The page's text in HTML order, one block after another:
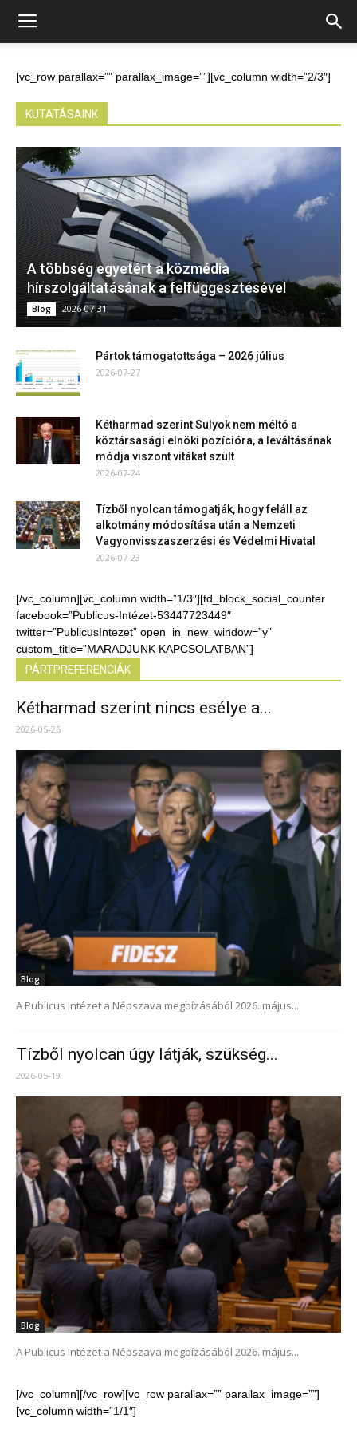
[vc_row parallax=”” parallax_image=””][vc_column width=”2/3″]
KUTATÁSAINK
A többség egyetért a közmédia
hírszolgáltatásának a felfüggesztésével
Blog 2026-07-31
Pártok támogatottsága – 2026 július
2026-07-27
Kétharmad szerint Sulyok nem méltó a
köztársasági elnöki pozícióra, a leváltásának
módja viszont vitákat szült
2026-07-24
Tízből nyolcan támogatják, hogy feláll az
alkotmány módosítása után a Nemzeti
Vagyonvisszaszerzési és Védelmi Hivatal
2026-07-23
[/vc_column][vc_column width=”1/3″][td_block_social_counter
facebook=”Publicus-Intézet-53447723449″
twitter=”PublicusIntezet” open_in_new_window=”y”
custom_title=”MARADJUNK KAPCSOLATBAN”]
PÁRTPREFERENCIÁK
Kétharmad szerint nincs esélye a...
2026-05-26
Blog
A Publicus Intézet a Népszava megbízásából 2026. május...
Tízből nyolcan úgy látják, szükség...
2026-05-19
Blog
A Publicus Intézet a Népszava megbízásából 2026. május...
[/vc_column][/vc_row][vc_row parallax=”” parallax_image=””]
[vc_column width=”1/1″]